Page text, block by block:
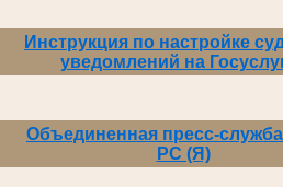
Инструкция по настройке
уведомлений на
Объединенная пресс-
РС (Я)